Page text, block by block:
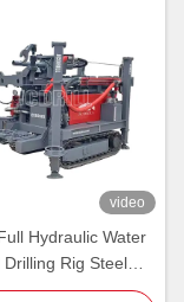
video
Hydraulic Water
Drilling Rig Steel
Dipasang Deep